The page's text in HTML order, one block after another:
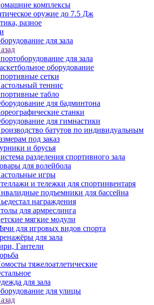
комплексы
оружие до 7.5 Дж
разное
для зала
для зала
оборудование
сетки
теннис
табло
для бадминтона
станки
для гимнастики
батутов по индивидуальным
под заказ
и брусья
разделения спортивного зала
для волейбола
игры
и тележки для спортинвентаря
подъемники для бассейна
награждения
для армреслинга
мягкие модули
для игровых видов спорта
для зала
Гантели
тяжелоатлетические
для зала
для улицы